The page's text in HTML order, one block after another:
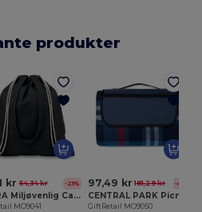
produkter
kr 54,34 kr -23%
MOIRA Miljøvenlig Canvas Indkøbstaske med Snor
MO9041
97,49 kr 181,29 kr -46%
GiftRetail MO9050